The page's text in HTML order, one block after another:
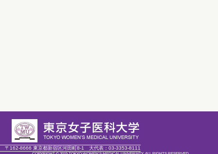
〒162-8666 東京都新宿区河田町8-1 大代表： 03-3353-8111